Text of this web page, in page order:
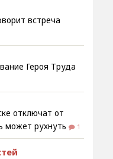
встреча
Героя Труда
отключат от
может рухнуть
1